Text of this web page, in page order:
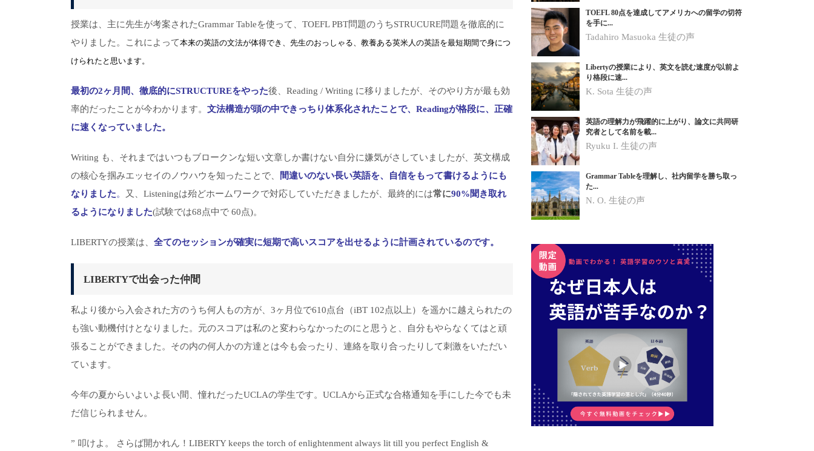
授業は、主に先生が考案されたGrammar Tableを使って、TOEFL PBT問題のうちSTRUCURE問題を徹底的に
やりました。これによって本来の英語の文法が体得でき、先生のおっしゃる、教養ある英米人の英語を最短期間で身につ
けられたと思います。
最初の2ヶ月間、徹底的にSTRUCTUREをやった後、Reading / Writing に移りましたが、そのやり方が最も効
率的だったことが今わかります。 文法構造が頭の中できっちり体系化されたことで、Readingが格段に、正確
に速くなっていました。
Writing も、それまではいつもブロークンな短い文章しか書けない自分に嫌気がさしていましたが、英文構成
の核心を掴みエッセイのノウハウを知ったことで、
間違いのない長い英語を、自信をもって書けるようにも
なりました。 又、Listeningは殆どホームワークで対応していただきましたが、最終的には常に90%聞き取れ
るようになりました(試験では68点中で 60点)。
LIBERTYの授業は、 全てのセッションが確実に短期で高いスコアを出せるように計画されているのです。
LIBERTYで出会った仲間
私より後から入会された方のうち何人もの方が、3ヶ月位で610点台（iBT 102点以上）を遥かに越えられたの
も強い動機付けとなりました。元のスコアは私のと変わらなかったのにと思うと、自分もやらなくてはと頑
張ることができました。その内の何人かの方達とは今も会ったり、連絡を取り合ったりして刺激をいただい
ています。
今年の夏からいよいよ長い間、憧れだったUCLAの学生です。UCLAから正式な合格通知を手にした今でも未
だ信じられません。
” 叩けよ。 さらば開かれん！LIBERTY keeps the torch of enlightenment always lit till you perfect English &
TOEFL 80点を達成してアメリカへの留学の切符
を手に...
Tadahiro Masuoka 生徒の声
Libertyの授業により、英文を読む速度が以前よ
り格段に速...
K. Sota 生徒の声
英語の理解力が飛躍的に上がり、論文に共同研
究者として名前を載...
Ryuku I. 生徒の声
Grammar Tableを理解し、社内留学を勝ち取っ
た...
N. O. 生徒の声